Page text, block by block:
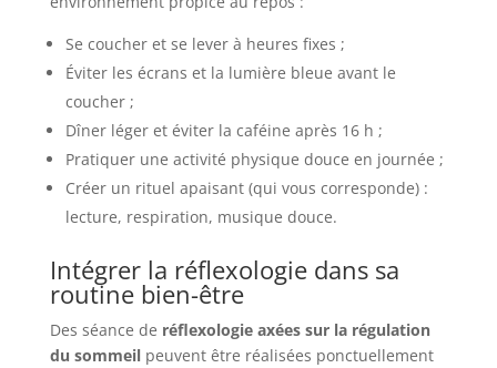
Se coucher et se lever à heures fixes ;
Éviter les écrans et la lumière bleue avant le
coucher ;
Dîner léger et éviter la caféine après 16 h ;
Pratiquer une activité physique douce en journée ;
Créer un rituel apaisant (qui vous corresponde) :
lecture, respiration, musique douce.
Intégrer la réflexologie dans sa
routine bien-être
Des séance de réflexologie axées sur la régulation
du sommeilpeuvent être réalisées ponctuellement